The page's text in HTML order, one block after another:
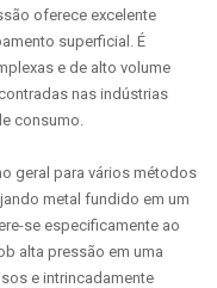
oferece excelente
superficial. É
e de alto volume
nas indústrias
consumo.
geral para vários métodos
metal fundido em um
se especificamente ao
alta pressão em uma
e intrincadamente